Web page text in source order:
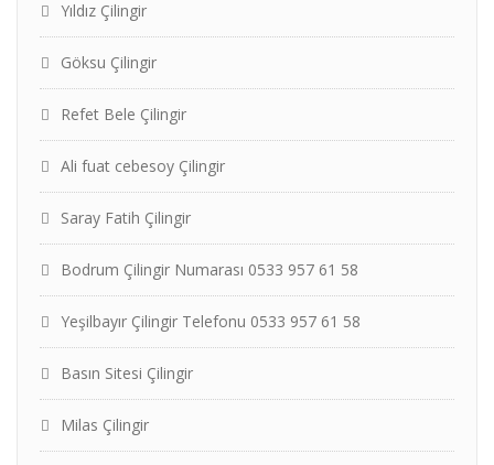
Yıldız Çilingir
Göksu Çilingir
Refet Bele Çilingir
Ali fuat cebesoy Çilingir
Saray Fatih Çilingir
Bodrum Çilingir Numarası 0533 957 61 58
Yeşilbayır Çilingir Telefonu 0533 957 61 58
Basın Sitesi Çilingir
Milas Çilingir